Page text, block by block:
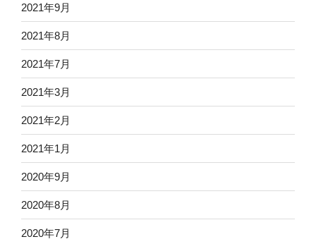
2021年9月
2021年8月
2021年7月
2021年3月
2021年2月
2021年1月
2020年9月
2020年8月
2020年7月